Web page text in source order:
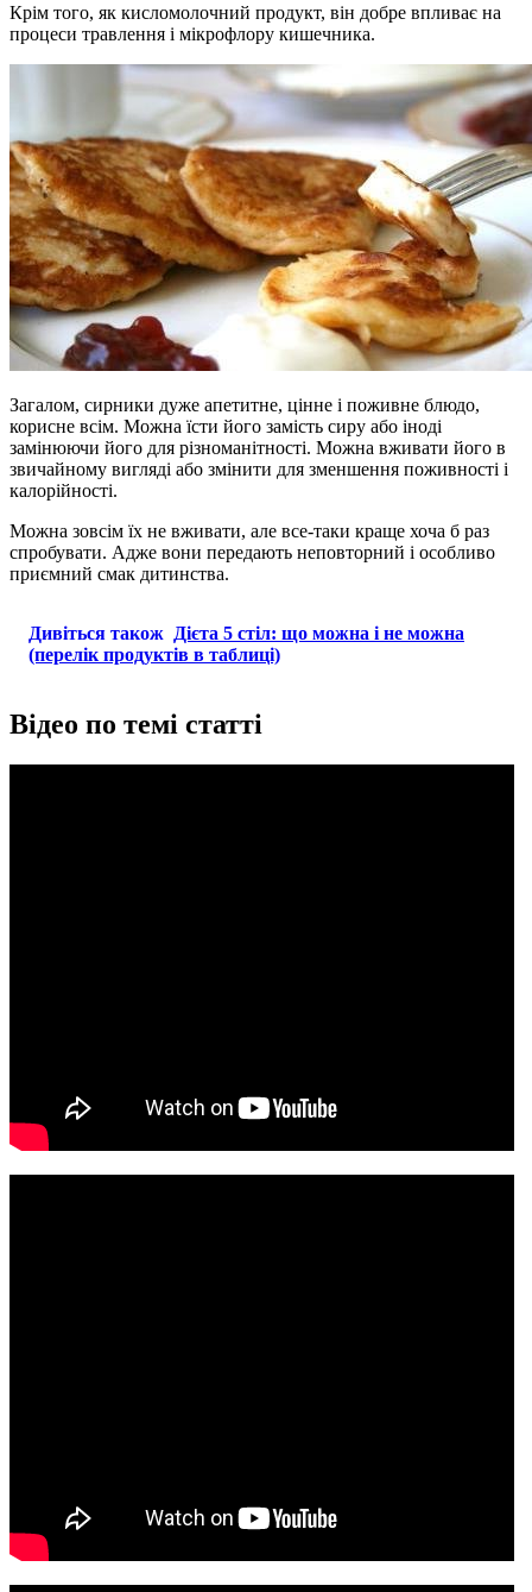
Крім того, як кисломолочний продукт, він добре впливає на
процеси травлення і мікрофлору кишечника.
Загалом, сирники дуже апетитне, цінне і поживне блюдо,
корисне всім. Можна їсти його замість сиру або іноді
замінюючи його для різноманітності. Можна вживати його в
звичайному вигляді або змінити для зменшення поживності і
калорійності.
Можна зовсім їх не вживати, але все-таки краще хоча б раз
спробувати. Адже вони передають неповторний і особливо
приємний смак дитинства.
Дивіться також Дієта 5 стіл: що можна і не можна
(перелік продуктів в таблиці)
Відео по темі статті